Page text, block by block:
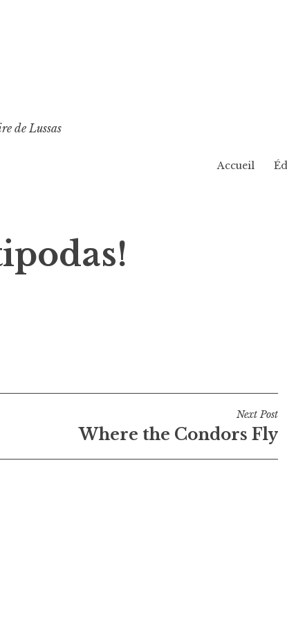
de Lussas
Accueil
Next Post
Where the Condors Fly